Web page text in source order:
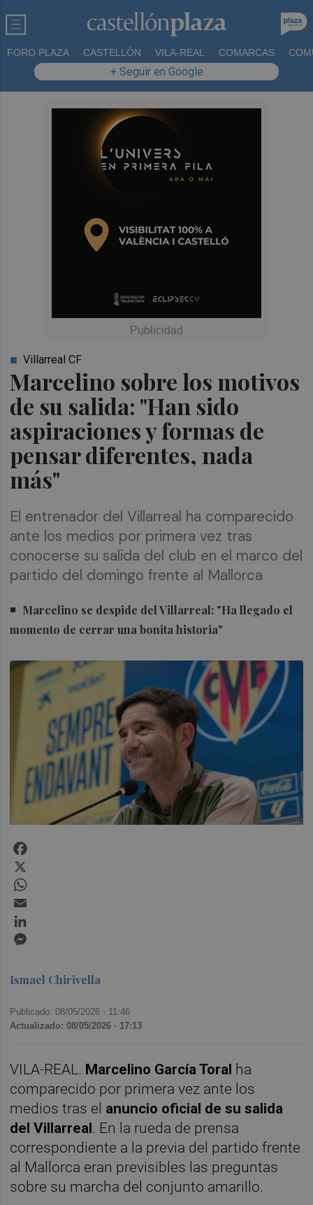
FORO PLAZA CASTELLÓN VILA-REAL COMARCAS
+ Seguir en Google
Marcelino sobre los motivos
de su salida: "Han sido
aspiraciones y formas de
pensar diferentes, nada
más"
Villarreal CF
El entrenador del Villarreal ha comparecido
ante los medios por primera vez tras
conocerse su salida del club en el marco del
partido del domingo frente al Mallorca
Marcelino se despide del Villarreal: "Ha llegado el
momento de cerrar una bonita historia"
Ismael Chirivella
Publicado: 08/05/2026 · 11:46
Actualizado: 08/05/2026 · 17:13
VILA-REAL. Marcelino García Toral ha
comparecido por primera vez ante los
medios tras el anuncio oficial de su salida
del Villarreal. En la rueda de prensa
correspondiente a la previa del partido frente
al Mallorca eran previsibles las preguntas
sobre su marcha del conjunto amarillo.